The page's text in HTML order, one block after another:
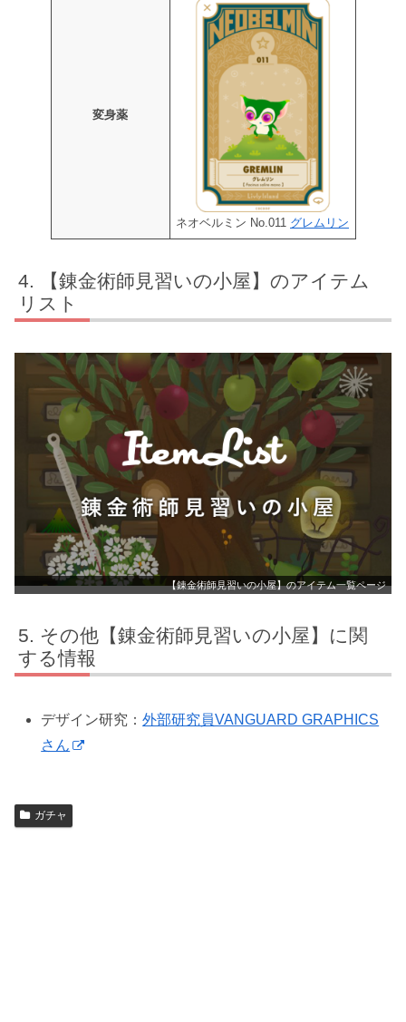
変身薬
ネオベルミン No.011 グレムリン
【錬金術師見習いの小屋】のアイテム
リスト
【錬金術師見習いの小屋】のアイテム一覧ページ
その他【錬金術師見習いの小屋】に関
する情報
デザイン研究：外部研究員VANGUARD GRAPHICS
さん
ガチャ